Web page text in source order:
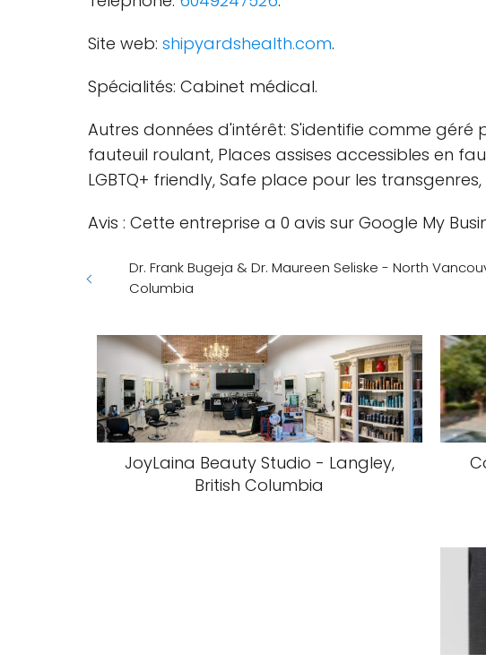
Site web: shipyardshealth.com.
Spécialités: Cabinet médical.
Autres données d'intérêt: S'identifie comme
fauteuil roulant, Places assises accessibles en
LGBTQ+ friendly, Safe place pour les
Avis : Cette entreprise a 0 avis sur Google My
Dr. Frank Bugeja & Dr. Maureen Seliske - North
Columbia
JoyLaina Beauty Studio - Langley,
British Columbia